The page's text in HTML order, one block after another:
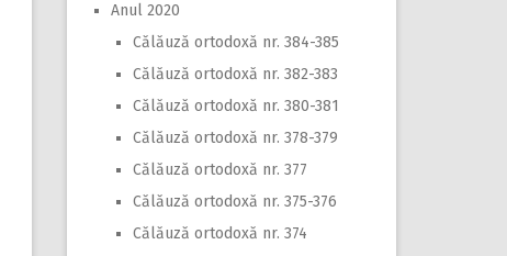
Anul 2020
Călăuză ortodoxă nr. 384-385
Călăuză ortodoxă nr. 382-383
Călăuză ortodoxă nr. 380-381
Călăuză ortodoxă nr. 378-379
Călăuză ortodoxă nr. 377
Călăuză ortodoxă nr. 375-376
Călăuză ortodoxă nr. 374